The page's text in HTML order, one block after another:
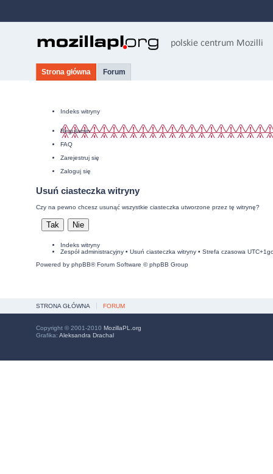
Strona główna Forum
Indeks witryny
Regulamin
FAQ
Zarejestruj się
Zaloguj się
Usuń ciasteczka witryny
Czy na pewno chcesz usunąć wszystkie ciasteczka utworzone przez tę witrynę?
Indeks witryny
Zespół administracyjny• Usuń ciasteczka witryny• Strefa czasowa
Powered by phpBB® Forum Software © phpBB Group
STRONA GŁÓWNA FORUM
Copyright © 2001-2010 MozillaPL.org
Grafika: Aleksandra Drachal